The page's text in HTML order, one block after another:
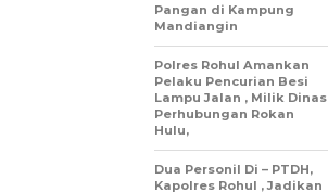
Pangan di Kampung
Mandiangin
Polres Rohul Amankan
Pelaku Pencurian Besi
Lampu Jalan , Milik Dinas
Perhubungan Rokan
Hulu,
Dua Personil Di – PTDH,
Kapolres Rohul , Jadikan